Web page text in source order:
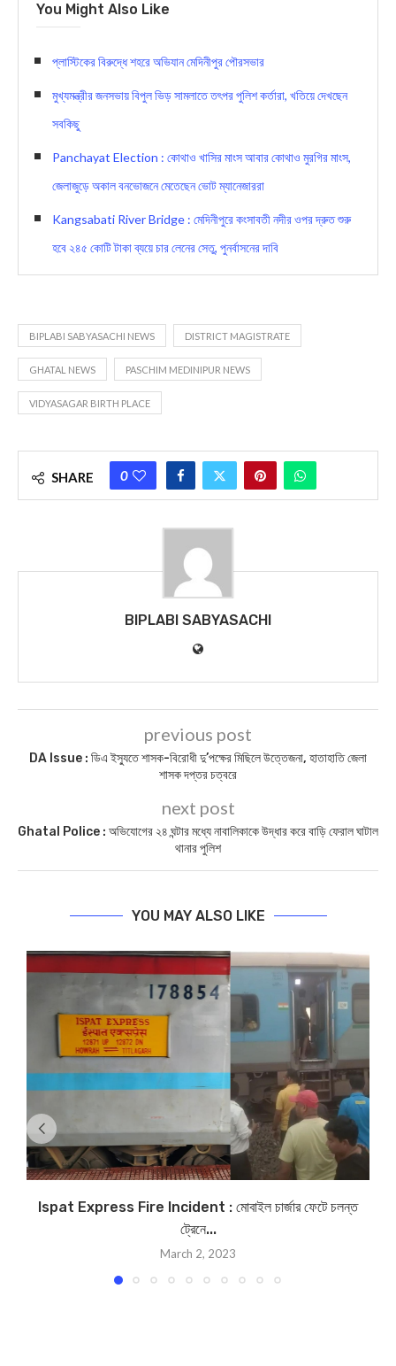
You Might Also Like
প্লাস্টিকের বিরুদ্ধে শহরে অভিযান মেদিনীপুর পৌরসভার
মুখ্যমন্ত্রীর জনসভায় বিপুল ভিড় সামলাতে তৎপর পুলিশ কর্তারা, খতিয়ে দেখছেন
সবকিছু
Panchayat Election : কোথাও খাসির মাংস আবার কোথাও মুরগির মাংস,
জেলাজুড়ে অকাল বনভোজনে মেতেছেন ভোট ম্যানেজাররা
Kangsabati River Bridge : মেদিনীপুরে কংসাবতী নদীর ওপর দ্রুত শুরু
হবে ২৪৫ কোটি টাকা ব্যয়ে চার লেনের সেতু, পুনর্বাসনের দাবি
BIPLABI SABYASACHI NEWS DISTRICT MAGISTRATE
GHATAL NEWS PASCHIM MEDINIPUR NEWS
VIDYASAGAR BIRTH PLACE
SHARE 0
BIPLABI SABYASACHI
previous post
DA Issue : ডিএ ইস্যুতে শাসক-বিরোধী দু’পক্ষের মিছিলে উত্তেজনা, হাতাহাতি জেলা
শাসক দপ্তর চত্বরে
next post
Ghatal Police : অভিযোগের ২৪ ঘন্টার মধ্যে নাবালিকাকে উদ্ধার করে বাড়ি ফেরাল ঘাটাল
থানার পুলিশ
YOU MAY ALSO LIKE
Ispat Express Fire Incident : মোবাইল চার্জার ফেটে চলন্ত
ট্রেনে...
March 2, 2023